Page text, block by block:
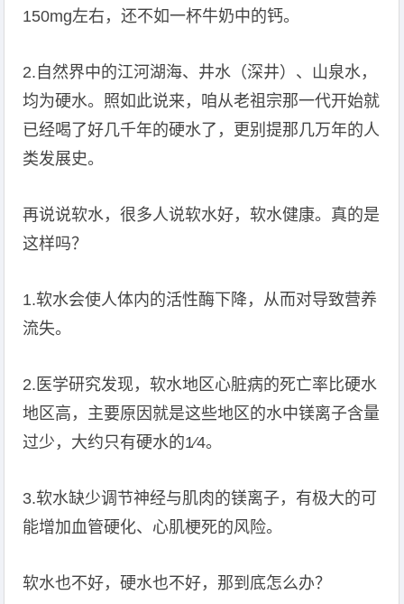
150mg左右，还不如一杯牛奶中的钙。
2.自然界中的江河湖海、井水（深井）、山泉水，
均为硬水。照如此说来，咱从老祖宗那一代开始就
已经喝了好几千年的硬水了，更别提那几万年的人
类发展史。
再说说软水，很多人说软水好，软水健康。真的是
这样吗？
1.软水会使人体内的活性酶下降，从而对导致营养
流失。
2.医学研究发现，软水地区心脏病的死亡率比硬水
地区高，主要原因就是这些地区的水中镁离子含量
过少，大约只有硬水的1∕4。
3.软水缺少调节神经与肌肉的镁离子，有极大的可
能增加血管硬化、心肌梗死的风险。
软水也不好，硬水也不好，那到底怎么办？